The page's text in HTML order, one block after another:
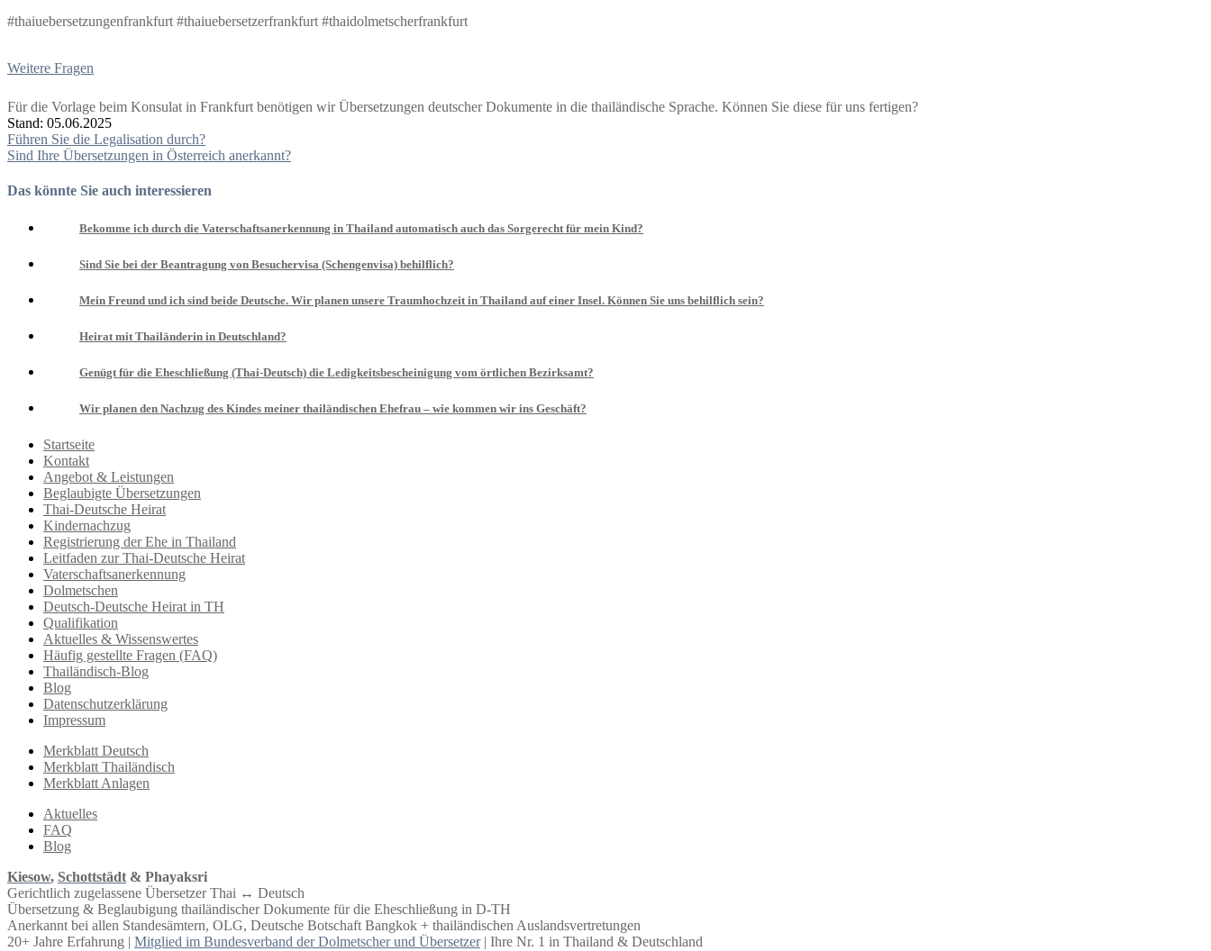
#thaiuebersetzungenfrankfurt #thaiuebersetzerfrankfurt #thaidolmetscherfrankfurt
Weitere Fragen
Für die Vorlage beim Konsulat in Frankfurt benötigen wir Übersetzungen deutscher Dokumente in die thailändische Sprache. Können Sie diese für uns fertigen?
Stand: 05.06.2025
Beitragsnavigation
Führen Sie die Legalisation durch?
Sind Ihre Übersetzungen in Österreich anerkannt?
Das könnte Sie auch interessieren
Bekomme ich durch die Vaterschaftsanerkennung in Thailand automatisch auch das Sorgerecht für mein Kind?
Sind Sie bei der Beantragung von Besuchervisa (Schengenvisa) behilflich?
Mein Freund und ich sind beide Deutsche. Wir planen unsere Traumhochzeit in Thailand auf einer Insel. Können Sie uns behilflich sein?
Heirat mit Thailänderin in Deutschland?
Genügt für die Eheschließung (Thai-Deutsch) die Ledigkeitsbescheinigung vom örtlichen Bezirksamt?
Wir planen den Nachzug des Kindes meiner thailändischen Ehefrau – wie kommen wir ins Geschäft?
Startseite
Kontakt
Angebot & Leistungen
Beglaubigte Übersetzungen
Thai-Deutsche Heirat
Kindernachzug
Registrierung der Ehe in Thailand
Leitfaden zur Thai-Deutsche Heirat
Vaterschaftsanerkennung
Dolmetschen
Deutsch-Deutsche Heirat in TH
Qualifikation
Aktuelles & Wissenswertes
Häufig gestellte Fragen (FAQ)
Thailändisch-Blog
Blog
Datenschutzerklärung
Impressum
Merkblatt Deutsch
Merkblatt Thailändisch
Merkblatt Anlagen
Aktuelles
FAQ
Blog
Kiesow, Schottstädt & Phayaksri
Gerichtlich zugelassene Übersetzer Thai ↔︎ Deutsch
Übersetzung & Beglaubigung thailändischer Dokumente für die Eheschließung in D-TH
Anerkannt bei allen Standesämtern, OLG, Deutsche Botschaft Bangkok + thailändischen Auslandsvertretungen
20+ Jahre Erfahrung | Mitglied im Bundesverband der Dolmetscher und Übersetzer| Ihre Nr. 1 in Thailand & Deutschland